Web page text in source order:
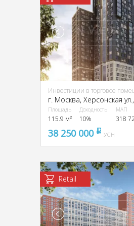
Инвестиции в торговое
г. Москва, Херсонская
Площадь
115.9 м²
Доходность
10%
МАП
318
38 250 000 pуб
УСН
Retail